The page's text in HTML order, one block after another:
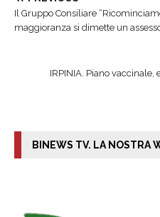
Il Gruppo Consiliare
maggioranza si dimette un
IRPINIA. Piano
BINEWS TV. LA NOSTRA